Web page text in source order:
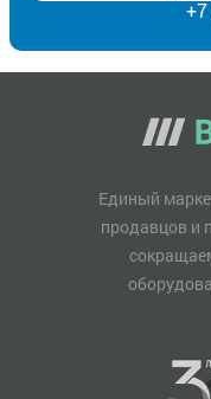
Единый
продавцов и